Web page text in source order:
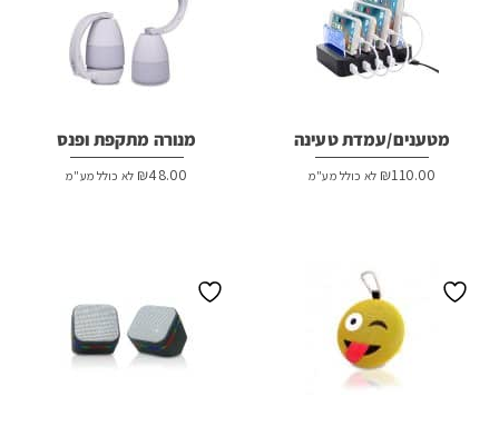
מטענים/עמדת טעינה
₪110.00 לא כולל מע"מ
מנורה מתקפת ופנס
₪48.00 לא כולל מע"מ